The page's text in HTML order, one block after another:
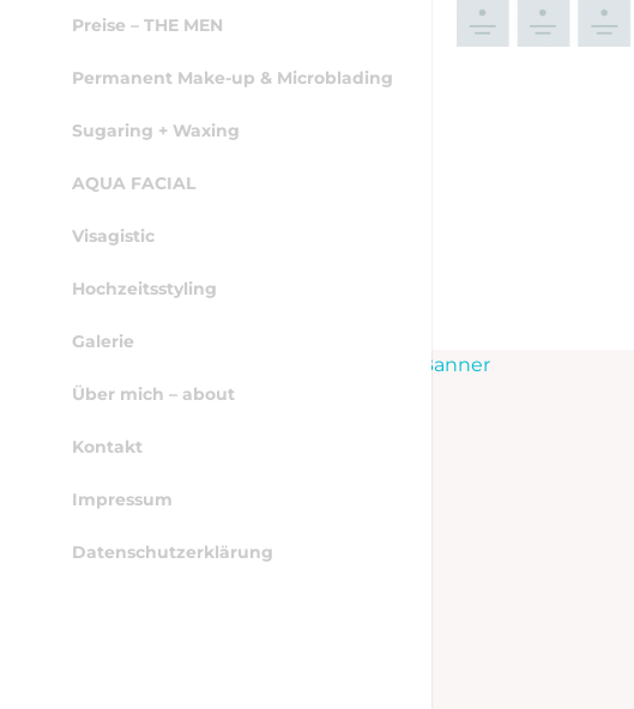
Preise – THE MEN
Permanent Make-up & Microblading
Sugaring + Waxing
AQUA FACIAL
Visagistic
Hochzeitsstyling
Galerie
Über mich – about
Kontakt
Impressum
Datenschutzerklärung
WordPress Cookie Hinweis von Real Cookie Banner